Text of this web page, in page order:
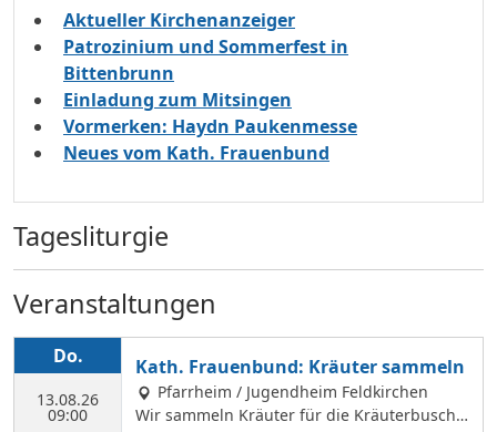
Aktueller Kirchenanzeiger
Patrozinium und Sommerfest in
Bittenbrunn
Einladung zum Mitsingen
Vormerken: Haydn Paukenmesse
Neues vom Kath. Frauenbund
Tagesliturgie
Veranstaltungen
Do.
13.08.26
09:00
Kath. Frauenbund: Kräuter sammeln
Pfarrheim / Jugendheim Feldkirchen
Wir sammeln Kräuter für die Kräuterbusche